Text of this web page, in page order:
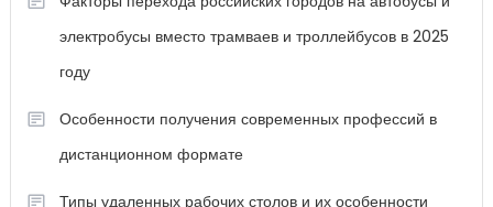
электробусы вместо трамваев и троллейбусов в 2025
году
Особенности получения современных профессий в
дистанционном формате
Типы удаленных рабочих столов и их особенности